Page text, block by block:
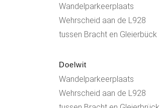
Wandelparkeerplaats
Wehrscheid aan de L928
tussen Bracht en Gleierbück
Doelwit
Wandelparkeerplaats
Wehrscheid aan de L928